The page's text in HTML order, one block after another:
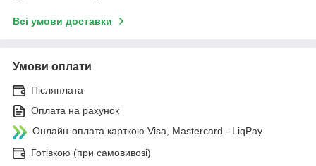
Всі умови доставки
Умови оплати
Післяплата
Оплата на рахунок
Онлайн-оплата карткою Visa, Mastercard - LiqPay
Готівкою (при самовивозі)